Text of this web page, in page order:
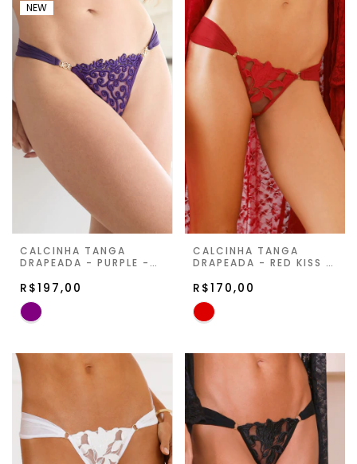
NEW
CALCINHA TANGA
DRAPEADA - PURPLE -
R$197,00
CALCINHA TANGA
DRAPEADA - RED KISS -
R$170,00